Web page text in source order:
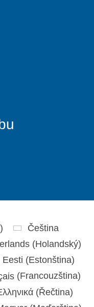
)
Čeština
(Holandský)
Eesti (Estonština)
(Francouzština)
(Řečtina)